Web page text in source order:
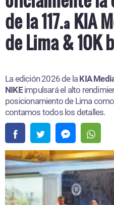
de la 117.ª KIA
de Lima & 10K
La edición 2026 de la KIA
NIKEimpulsará el alto
posicionamiento de Lima
contamos todos los detalles.